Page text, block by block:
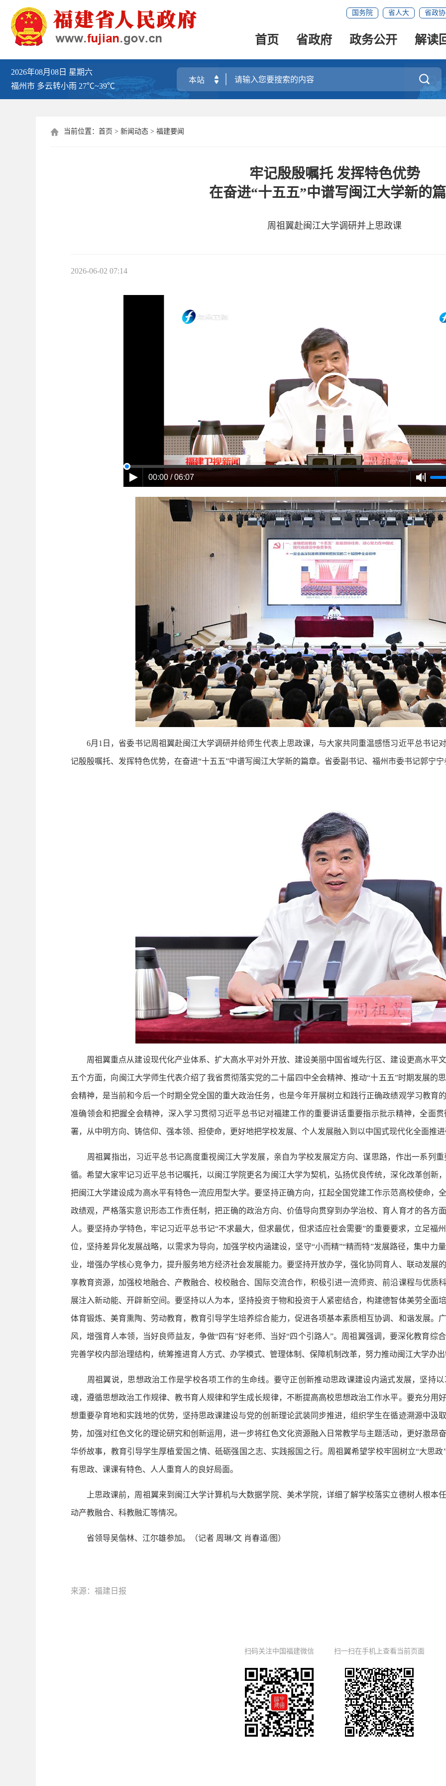
国务院 省人大 省政协
首页 省政府 政务公开 解读
2026年08月08日 星期六
福州市 多云转小雨 27℃~39℃

 当前位置： 首页 > 新闻动态 > 福建要闻
牢记殷殷嘱托 发挥特色优势
在奋进“十五五”中谱写闽江大学新的
周祖翼赴闽江大学调研并上思政课
2026-06-02 07:14
00:00 / 06:07
6月1日，省委书记周祖翼赴闽江大学调研并给师生代表上思政课，与大家共同重温感悟习近平总书记
记殷殷嘱托、发挥特色优势，在奋进“十五五”中谱写闽江大学新的篇章。省委副书记、福州市委书记郭宁宁
周祖翼重点从建设现代化产业体系、扩大高水平对外开放、建设美丽中国省域先行区、建设更高水平
五个方面，向闽江大学师生代表介绍了我省贯彻落实党的二十届四中全会精神、推动“十五五”时期发展的
会精神，是当前和今后一个时期全党全国的重大政治任务，也是今年开展树立和践行正确政绩观学习教育
准确领会和把握全会精神，深入学习贯彻习近平总书记对福建工作的重要讲话重要指示批示精神，全面
署，从中明方向、铸信仰、强本领、担使命，更好地把学校发展、个人发展融入到以中国式现代化全面推
周祖翼指出，习近平总书记高度重视闽江大学发展，亲自为学校发展定方向、谋思路，作出一系列重
循。希望大家牢记习近平总书记嘱托，以闽江学院更名为闽江大学为契机，弘扬优良传统，深化改革创新
把闽江大学建设成为高水平有特色一流应用型大学。要坚持正确方向，扛起全国党建工作示范高校使命，
政绩观，严格落实意识形态工作责任制，把正确的政治方向、价值导向贯穿到办学治校、育人育才的各方
人。要坚持办学特色，牢记习近平总书记“不求最大，但求最优，但求适应社会需要”的重要要求，立足福
位，坚持差异化发展战略，以需求为导向，加强学校内涵建设，坚守“小而精”“精而特”发展路径，集中力
业，增强办学核心竞争力，提升服务地方经济社会发展能力。要坚持开放办学，强化协同育人、联动发展
享教育资源，加强校地融合、产教融合、校校融合、国际交流合作，积极引进一流师资、前沿课程与优质
展注入新动能、开辟新空间。要坚持以人为本，坚持投资于物和投资于人紧密结合，构建德智体美劳全面
体育锻炼、美育熏陶、劳动教育，教育引导学生培养综合能力，促进各项基本素质相互协调、和谐发展。
风，增强育人本领，当好良师益友，争做“四有”好老师、当好“四个引路人”。周祖翼强调，要深化教育综
完善学校内部治理结构，统筹推进育人方式、办学模式、管理体制、保障机制改革，努力推动闽江大学办
周祖翼说，思想政治工作是学校各项工作的生命线。要守正创新推动思政课建设内涵式发展，坚持以
魂，遵循思想政治工作规律、教书育人规律和学生成长规律，不断提高高校思想政治工作水平。要充分用
想重要孕育地和实践地的优势，坚持思政课建设与党的创新理论武装同步推进，组织学生在循迹溯源中汲
势，加强对红色文化的理论研究和创新运用，进一步将红色文化资源融入日常教学与主题活动，更好激昂
华侨故事，教育引导学生厚植爱国之情、砥砺强国之志、实践报国之行。周祖翼希望学校牢固树立“大思
有思政、课课有特色、人人重育人的良好局面。
上思政课前，周祖翼来到闽江大学计算机与大数据学院、美术学院，详细了解学校落实立德树人根本
动产教融合、科教融汇等情况。
省领导吴偕林、江尔雄参加。（记者 周琳/文 肖春道/图）
来源：福建日报
扫码关注中国福建微信 扫一扫在手机上查看当前页面